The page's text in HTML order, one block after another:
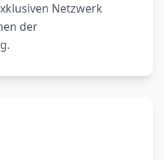
Netzwerk
der